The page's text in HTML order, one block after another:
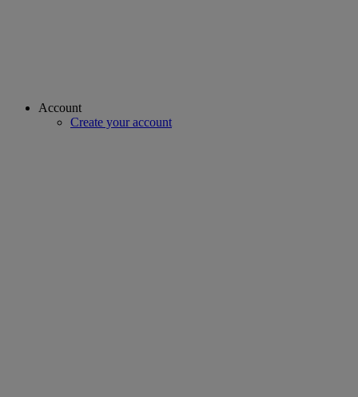
Account
Create your account